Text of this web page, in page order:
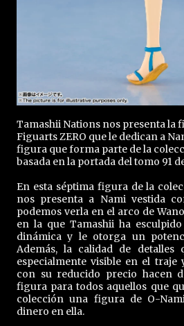
Tamashii Nations nos presenta la
Figuarts ZERO que le dedican a
figura que forma parte de la
basada en la portada del tomo 91
En esta séptima figura de la
nos presenta a Nami vestida
podemos verla en el arco de
en la que Tamashii ha
dinámica y le otorga un
Además, la calidad de detalles
especialmente visible en el traje
con su reducido precio hacen
figura para todos aquellos que
colección una figura de O-
dinero en ella.